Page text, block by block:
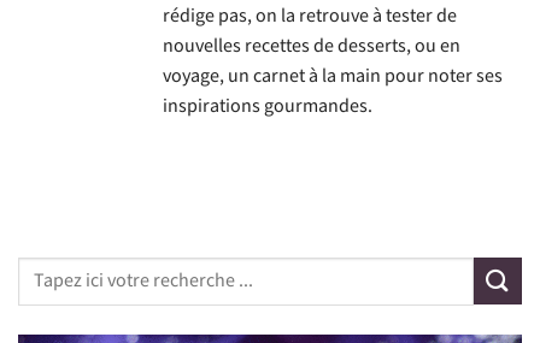
rédige pas, on la retrouve à tester de
nouvelles recettes de desserts, ou en
voyage, un carnet à la main pour noter ses
inspirations gourmandes.